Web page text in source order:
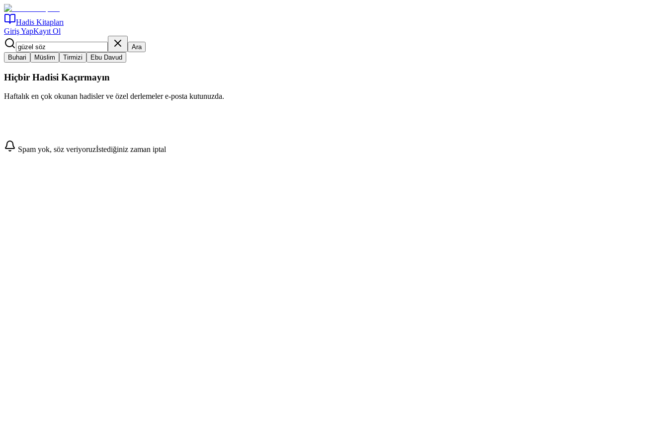
Hadis Kitapları
Giriş YapKayıt Ol
Ara
Buhari
Müslim Tirmizi Ebu Davud
Hiçbir Hadisi Kaçırmayın
Haftalık en çok okunan hadisler ve özel derlemeler e-posta kutunuzda.
Abone Ol
Spam yok, söz veriyoruzİstediğiniz zaman iptal